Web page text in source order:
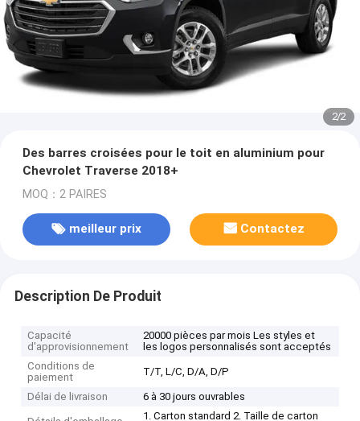
2/2
Des barres croisées pour le toit en aluminium pour
Chevrolet Traverse 2018+
MOQ：2 PAIRES
meilleur prix Contactez
Description De Produit
Capacité
d'approvisionnement
20000 pièces par mois Les styles et
les logos personnalisés sont acceptés
Conditions de
paiement
T/T, L/C, D/A, D/P
Délai de livraison 6 à 30 jours ouvrables
1. Carton standard 2. Taille de carton